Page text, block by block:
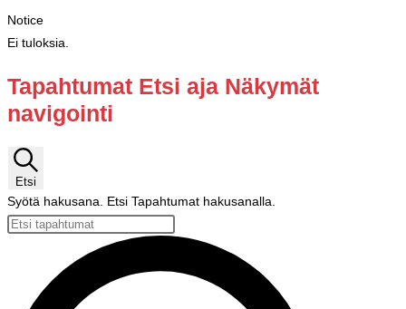
Notice
Ei tuloksia.
Tapahtumat Etsi aja Näkymät
navigointi
Etsi
Syötä hakusana. Etsi Tapahtumat hakusanalla.